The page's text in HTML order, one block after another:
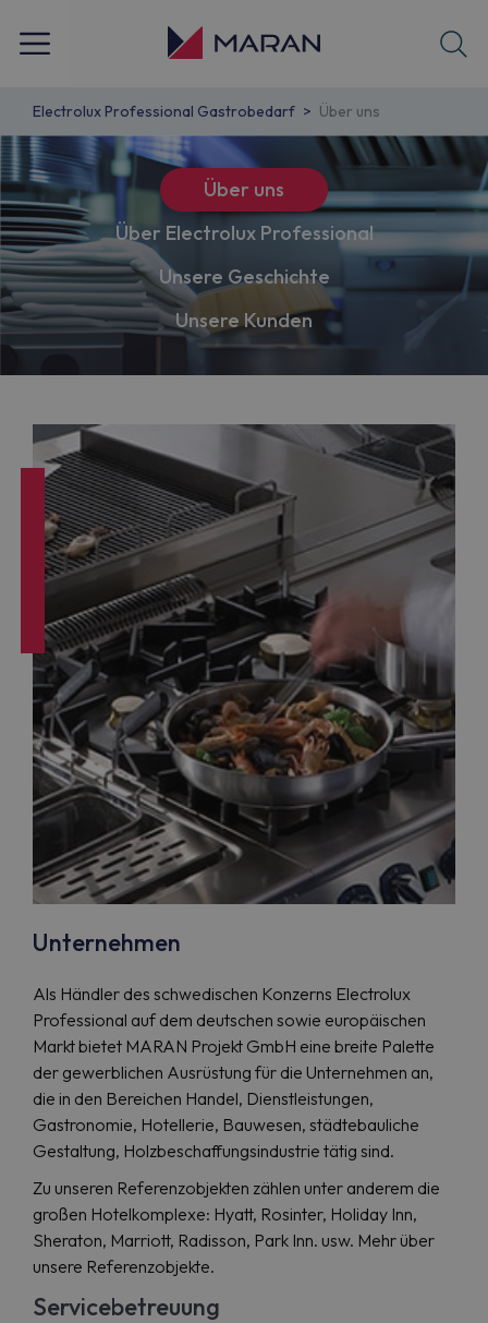
Electrolux Professional Gastrobedarf Über uns
Über uns
Über Electrolux Professional
Unsere Geschichte
Unsere Kunden
Unternehmen
Als Händler des schwedischen Konzerns Electrolux
Professional auf dem deutschen sowie europäischen
Markt bietet MARAN Projekt GmbH eine breite Palette
der gewerblichen Ausrüstung für die Unternehmen an,
die in den Bereichen Handel, Dienstleistungen,
Gastronomie, Hotellerie, Bauwesen, städtebauliche
Gestaltung, Holzbeschaffungsindustrie tätig sind.
Zu unseren Referenzobjekten zählen unter anderem die
großen Hotelkomplexe: Hyatt, Rosinter, Holiday Inn,
Sheraton, Marriott, Radisson, Park Inn. usw. Mehr über
unsere Referenzobjekte.
Servicebetreuung